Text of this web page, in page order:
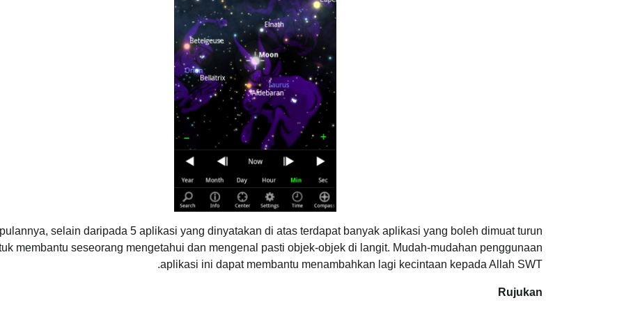
selain daripada 5 aplikasi yang dinyatakan di atas terdapat banyak aplikasi yang boleh dimuat turun
membantu seseorang mengetahui dan mengenal pasti objek-objek di langit. Mudah-mudahan penggunaan
aplikasi ini dapat membantu menambahkan lagi kecintaan kepada Allah SWT.
Rujukan